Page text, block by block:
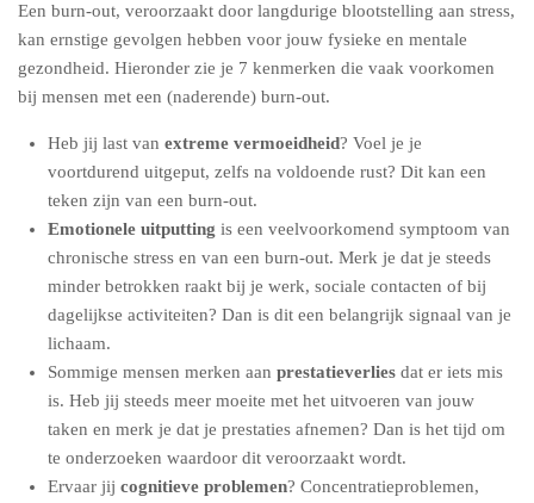
Een burn-out, veroorzaakt door langdurige blootstelling aan stress,
kan ernstige gevolgen hebben voor jouw fysieke en mentale
gezondheid. Hieronder zie je 7 kenmerken die vaak voorkomen
bij mensen met een (naderende) burn-out.
Heb jij last van extreme vermoeidheid? Voel je je
voortdurend uitgeput, zelfs na voldoende rust? Dit kan een
teken zijn van een burn-out.
Emotionele uitputting is een veelvoorkomend symptoom van
chronische stress en van een burn-out. Merk je dat je steeds
minder betrokken raakt bij je werk, sociale contacten of bij
dagelijkse activiteiten? Dan is dit een belangrijk signaal van je
lichaam.
Sommige mensen merken aan prestatieverlies dat er iets mis
is. Heb jij steeds meer moeite met het uitvoeren van jouw
taken en merk je dat je prestaties afnemen? Dan is het tijd om
te onderzoeken waardoor dit veroorzaakt wordt.
Ervaar jij cognitieve problemen? Concentratieproblemen,